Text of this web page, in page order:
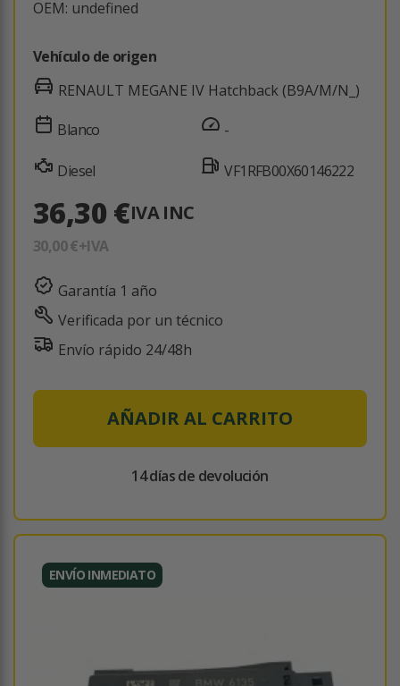
OEM: undefined
Vehículo de origen
RENAULT MEGANE IV Hatchback (B9A/M/N_)
Blanco
Diesel
-
VF1RFB00X60146222
36,30 €IVA INC
30,00 €+IVA
Garantía 1 año
Verificada por un técnico
Envío rápido 24/48h
AÑADIR AL CARRITO
14 días de devolución
ENVÍO INMEDIATO